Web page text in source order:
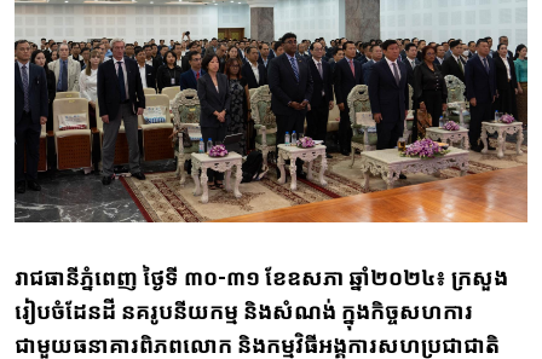
រាជធានីភ្នំពេញ ថ្ងៃទី ៣០-៣១ ខែឧសភា ឆ្នាំ២០២៤៖ ក្រសួង
រៀបចំដែនដី នគរូបនីយកម្ម និងសំណង់ ក្នុងកិច្ចសហការ
ជាមួយធនាគារពិភពលោក និងកម្មវិធីអង្គការសហប្រជាជាតិ